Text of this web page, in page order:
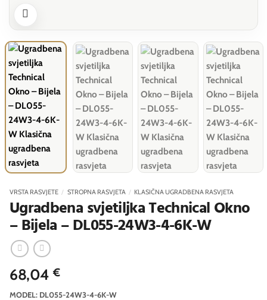
VRSTA RASVJETE / STROPNA RASVJETA / KLASIČNA UGRADBENA RASVJETA
Ugradbena svjetiljka Technical Okno
– Bijela – DL055-24W3-4-6K-W
68,04 €
MODEL: DL055-24W3-4-6K-W